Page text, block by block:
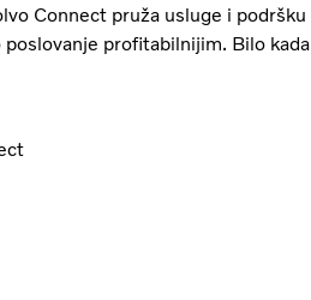
Connect pruža usluge i podršku
profitabilnijim. Bilo kada